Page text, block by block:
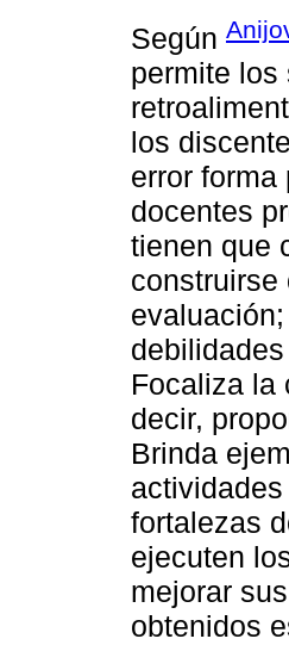
Según
permite los
los
error
docentes
tienen que
construirse
Focaliza la
decir,
Brinda
fortalezas
ejecuten
mejorar
obtenidos